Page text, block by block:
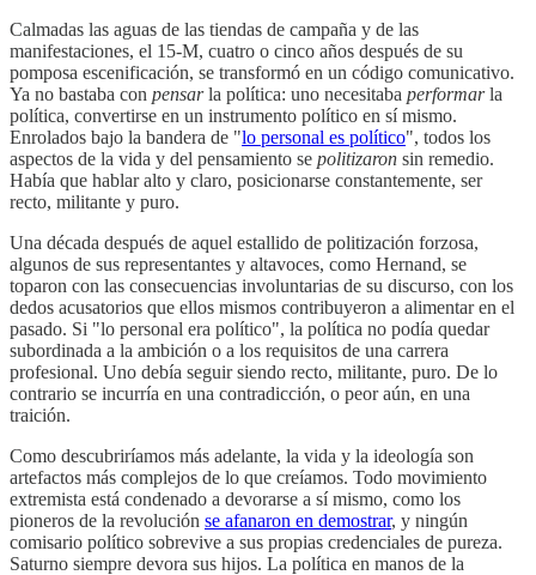
Calmadas las aguas de las tiendas de campaña y de las
manifestaciones, el 15-M, cuatro o cinco años después de su
pomposa escenificación, se transformó en un código comunicativo.
Ya no bastaba con pensarla política: uno necesitaba performarla
política, convertirse en un instrumento político en sí mismo.
Enrolados bajo la bandera de "lo personal es político", todos los
aspectos de la vida y del pensamiento se politizaron sin remedio.
Había que hablar alto y claro, posicionarse constantemente, ser
recto, militante y puro.
Una década después de aquel estallido de politización forzosa,
algunos de sus representantes y altavoces, como Hernand, se
toparon con las consecuencias involuntarias de su discurso, con los
dedos acusatorios que ellos mismos contribuyeron a alimentar en el
pasado. Si "lo personal era político", la política no podía quedar
subordinada a la ambición o a los requisitos de una carrera
profesional. Uno debía seguir siendo recto, militante, puro. De lo
contrario se incurría en una contradicción, o peor aún, en una
traición.
Como descubriríamos más adelante, la vida y la ideología son
artefactos más complejos de lo que creíamos. Todo movimiento
extremista está condenado a devorarse a sí mismo, como los
pioneros de la revolución se afanaron en demostrar, y ningún
comisario político sobrevive a sus propias credenciales de pureza.
Saturno siempre devora sus hijos. La política en manos de la